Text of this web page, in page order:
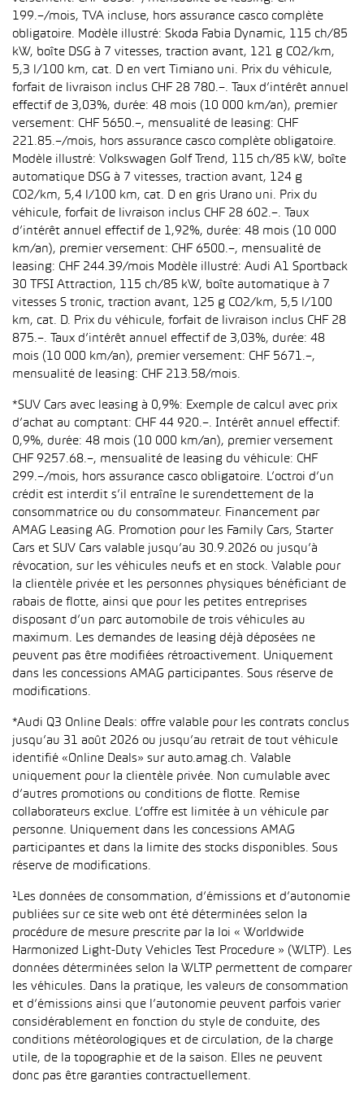
199.–/mois, TVA incluse, hors assurance casco complète
obligatoire. Modèle illustré: Skoda Fabia Dynamic, 115 ch/85
kW, boîte DSG à 7 vitesses, traction avant, 121 g CO2/km,
5,3 l/100 km, cat. D en vert Timiano uni. Prix du véhicule,
forfait de livraison inclus CHF 28 780.–. Taux d’intérêt annuel
effectif de 3,03%, durée: 48 mois (10 000 km/an), premier
versement: CHF 5650.–, mensualité de leasing: CHF
221.85.–/mois, hors assurance casco complète obligatoire.
Modèle illustré: Volkswagen Golf Trend, 115 ch/85 kW, boîte
automatique DSG à 7 vitesses, traction avant, 124 g
CO2/km, 5,4 l/100 km, cat. D en gris Urano uni. Prix du
véhicule, forfait de livraison inclus CHF 28 602.–. Taux
d’intérêt annuel effectif de 1,92%, durée: 48 mois (10 000
km/an), premier versement: CHF 6500.–, mensualité de
leasing: CHF 244.39/mois Modèle illustré: Audi A1 Sportback
30 TFSI Attraction, 115 ch/85 kW, boîte automatique à 7
vitesses S tronic, traction avant, 125 g CO2/km, 5,5 l/100
km, cat. D. Prix du véhicule, forfait de livraison inclus CHF 28
875.–. Taux d’intérêt annuel effectif de 3,03%, durée: 48
mois (10 000 km/an), premier versement: CHF 5671.–,
mensualité de leasing: CHF 213.58/mois.
*SUV Cars avec leasing à 0,9%: Exemple de calcul avec prix
d’achat au comptant: CHF 44 920.–. Intérêt annuel effectif:
0,9%, durée: 48 mois (10 000 km/an), premier versement
CHF 9257.68.–, mensualité de leasing du véhicule: CHF
299.–/mois, hors assurance casco obligatoire. L’octroi d’un
crédit est interdit s’il entraîne le surendettement de la
consommatrice ou du consommateur. Financement par
AMAG Leasing AG. Promotion pour les Family Cars, Starter
Cars et SUV Cars valable jusqu’au 30.9.2026 ou jusqu’à
révocation, sur les véhicules neufs et en stock. Valable pour
la clientèle privée et les personnes physiques bénéficiant de
rabais de flotte, ainsi que pour les petites entreprises
disposant d’un parc automobile de trois véhicules au
maximum. Les demandes de leasing déjà déposées ne
peuvent pas être modifiées rétroactivement. Uniquement
dans les concessions AMAG participantes. Sous réserve de
modifications.
*Audi Q3 Online Deals: offre valable pour les contrats conclus
jusqu’au 31 août 2026 ou jusqu’au retrait de tout véhicule
identifié «Online Deals» sur auto.amag.ch. Valable
uniquement pour la clientèle privée. Non cumulable avec
d’autres promotions ou conditions de flotte. Remise
collaborateurs exclue. L’offre est limitée à un véhicule par
personne. Uniquement dans les concessions AMAG
participantes et dans la limite des stocks disponibles. Sous
réserve de modifications.
¹Les données de consommation, d’émissions et d’autonomie
publiées sur ce site web ont été déterminées selon la
procédure de mesure prescrite par la loi « Worldwide
Harmonized Light-Duty Vehicles Test Procedure » (WLTP). Les
données déterminées selon la WLTP permettent de comparer
les véhicules. Dans la pratique, les valeurs de consommation
et d’émissions ainsi que l’autonomie peuvent parfois varier
considérablement en fonction du style de conduite, des
conditions météorologiques et de circulation, de la charge
utile, de la topographie et de la saison. Elles ne peuvent
donc pas être garanties contractuellement.